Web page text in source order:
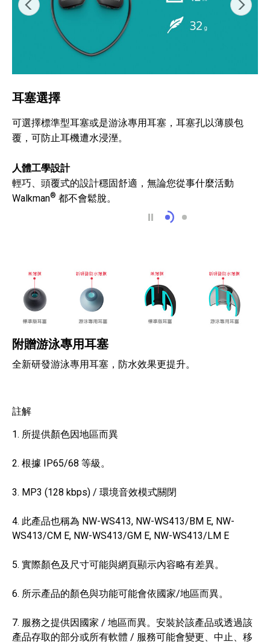
耳塞選擇環境聲模式
耳塞選擇
可選擇標準型耳塞或是游泳專用耳塞，耳塞孔以薄膜包
覆，可防止耳機遭水浸溼。
人體工學設計
輕巧、頭覆式的設計穩固舒適，無論您從事什麼活動
Walkman® 都不會鬆脫。
附贈游泳專用耳塞
全新研發游泳專用耳塞，防水效果更提升。
註解
1. 所提供顏色因地區而異
2. 根據 IP65/68 等級。
3. MP3 (128 kbps) / 環境音效模式關閉
4. 此產品也稱為 NW-WS413, NW-WS413/BM E, NW-
WS413/CM E, NW-WS413/GM E, NW-WS413/LM E
5. 實際顏色及尺寸可能與網頁顯示內容略有差異。
6. 所示產品的顏色與功能可能會依國家/地區而異。
7. 服務之提供因國家 / 地區而異。安裝於該產品或透過該
產品存取的部分或所有軟體 / 服務可能會變更、中止、移